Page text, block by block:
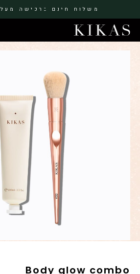
משלוח חינם ברכישה מעל 399 ש”ח
Body glow combo